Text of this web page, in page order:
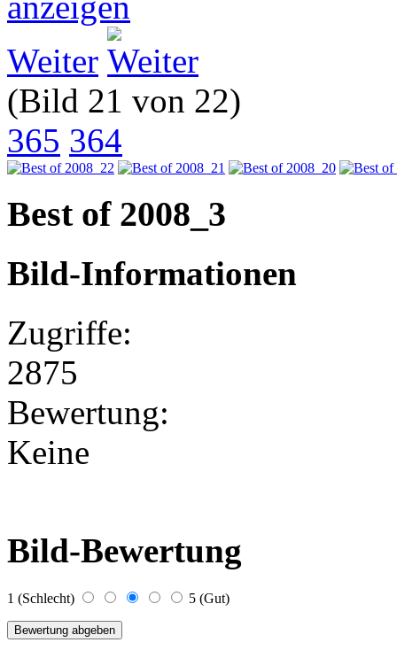
Weiter
(Bild 21 von 22)
365 364
Best of 2008_3
Bild-Informationen
Zugriffe:
2875
Bewertung:
Keine
Bild-Bewertung
1 (Schlecht) 5 (Gut)